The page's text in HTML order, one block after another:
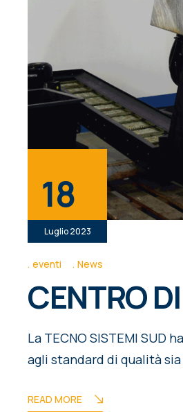
18
Luglio 2023
eventi News
CENTRO
La TECNO SISTEMI SUD
agli standard di qualità
READ MORE